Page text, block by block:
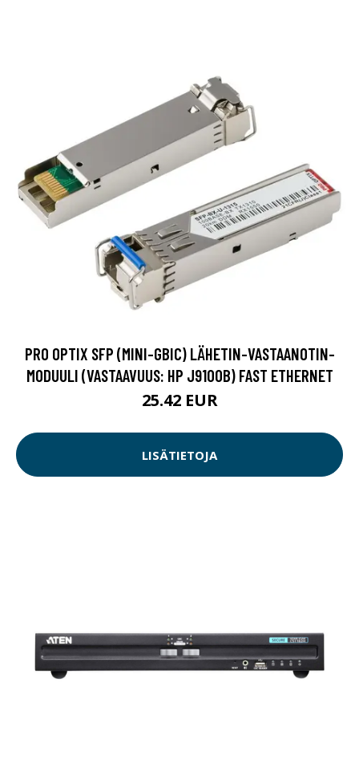
PRO OPTIX SFP (MINI-GBIC) LÄHETIN-VASTAANOTIN-
MODUULI (VASTAAVUUS: HP J9100B) FAST ETHERNET
25.42 EUR
LISÄTIETOJA